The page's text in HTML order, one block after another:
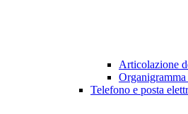
Articolazione
Organigramma
Telefono e posta